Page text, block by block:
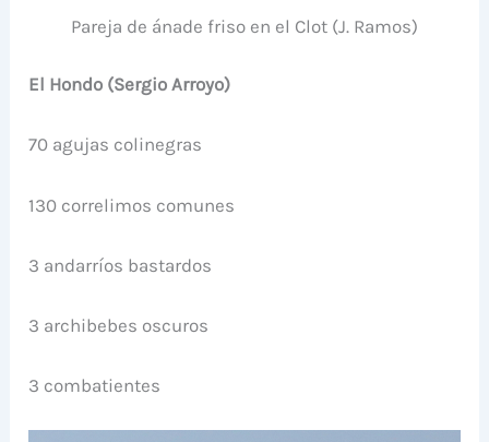
Pareja de ánade friso en el Clot (J. Ramos)
El Hondo (Sergio Arroyo)
70 agujas colinegras
130 correlimos comunes
3 andarríos bastardos
3 archibebes oscuros
3 combatientes